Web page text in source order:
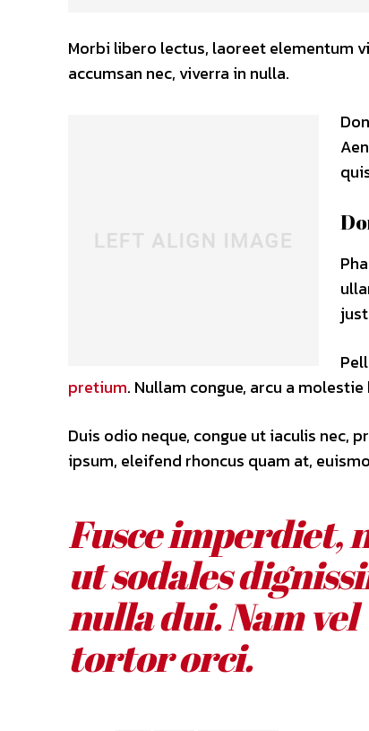
Morbi libero lectus, laoreet elementum
accumsan nec, viverra in nulla.
pretium. Nullam congue, arcu a
Duis odio neque, congue ut iaculis nec,
ipsum, eleifend rhoncus quam at,
Fusce imperdiet,
ut sodales
nulla dui. Nam vel
tortor orci.